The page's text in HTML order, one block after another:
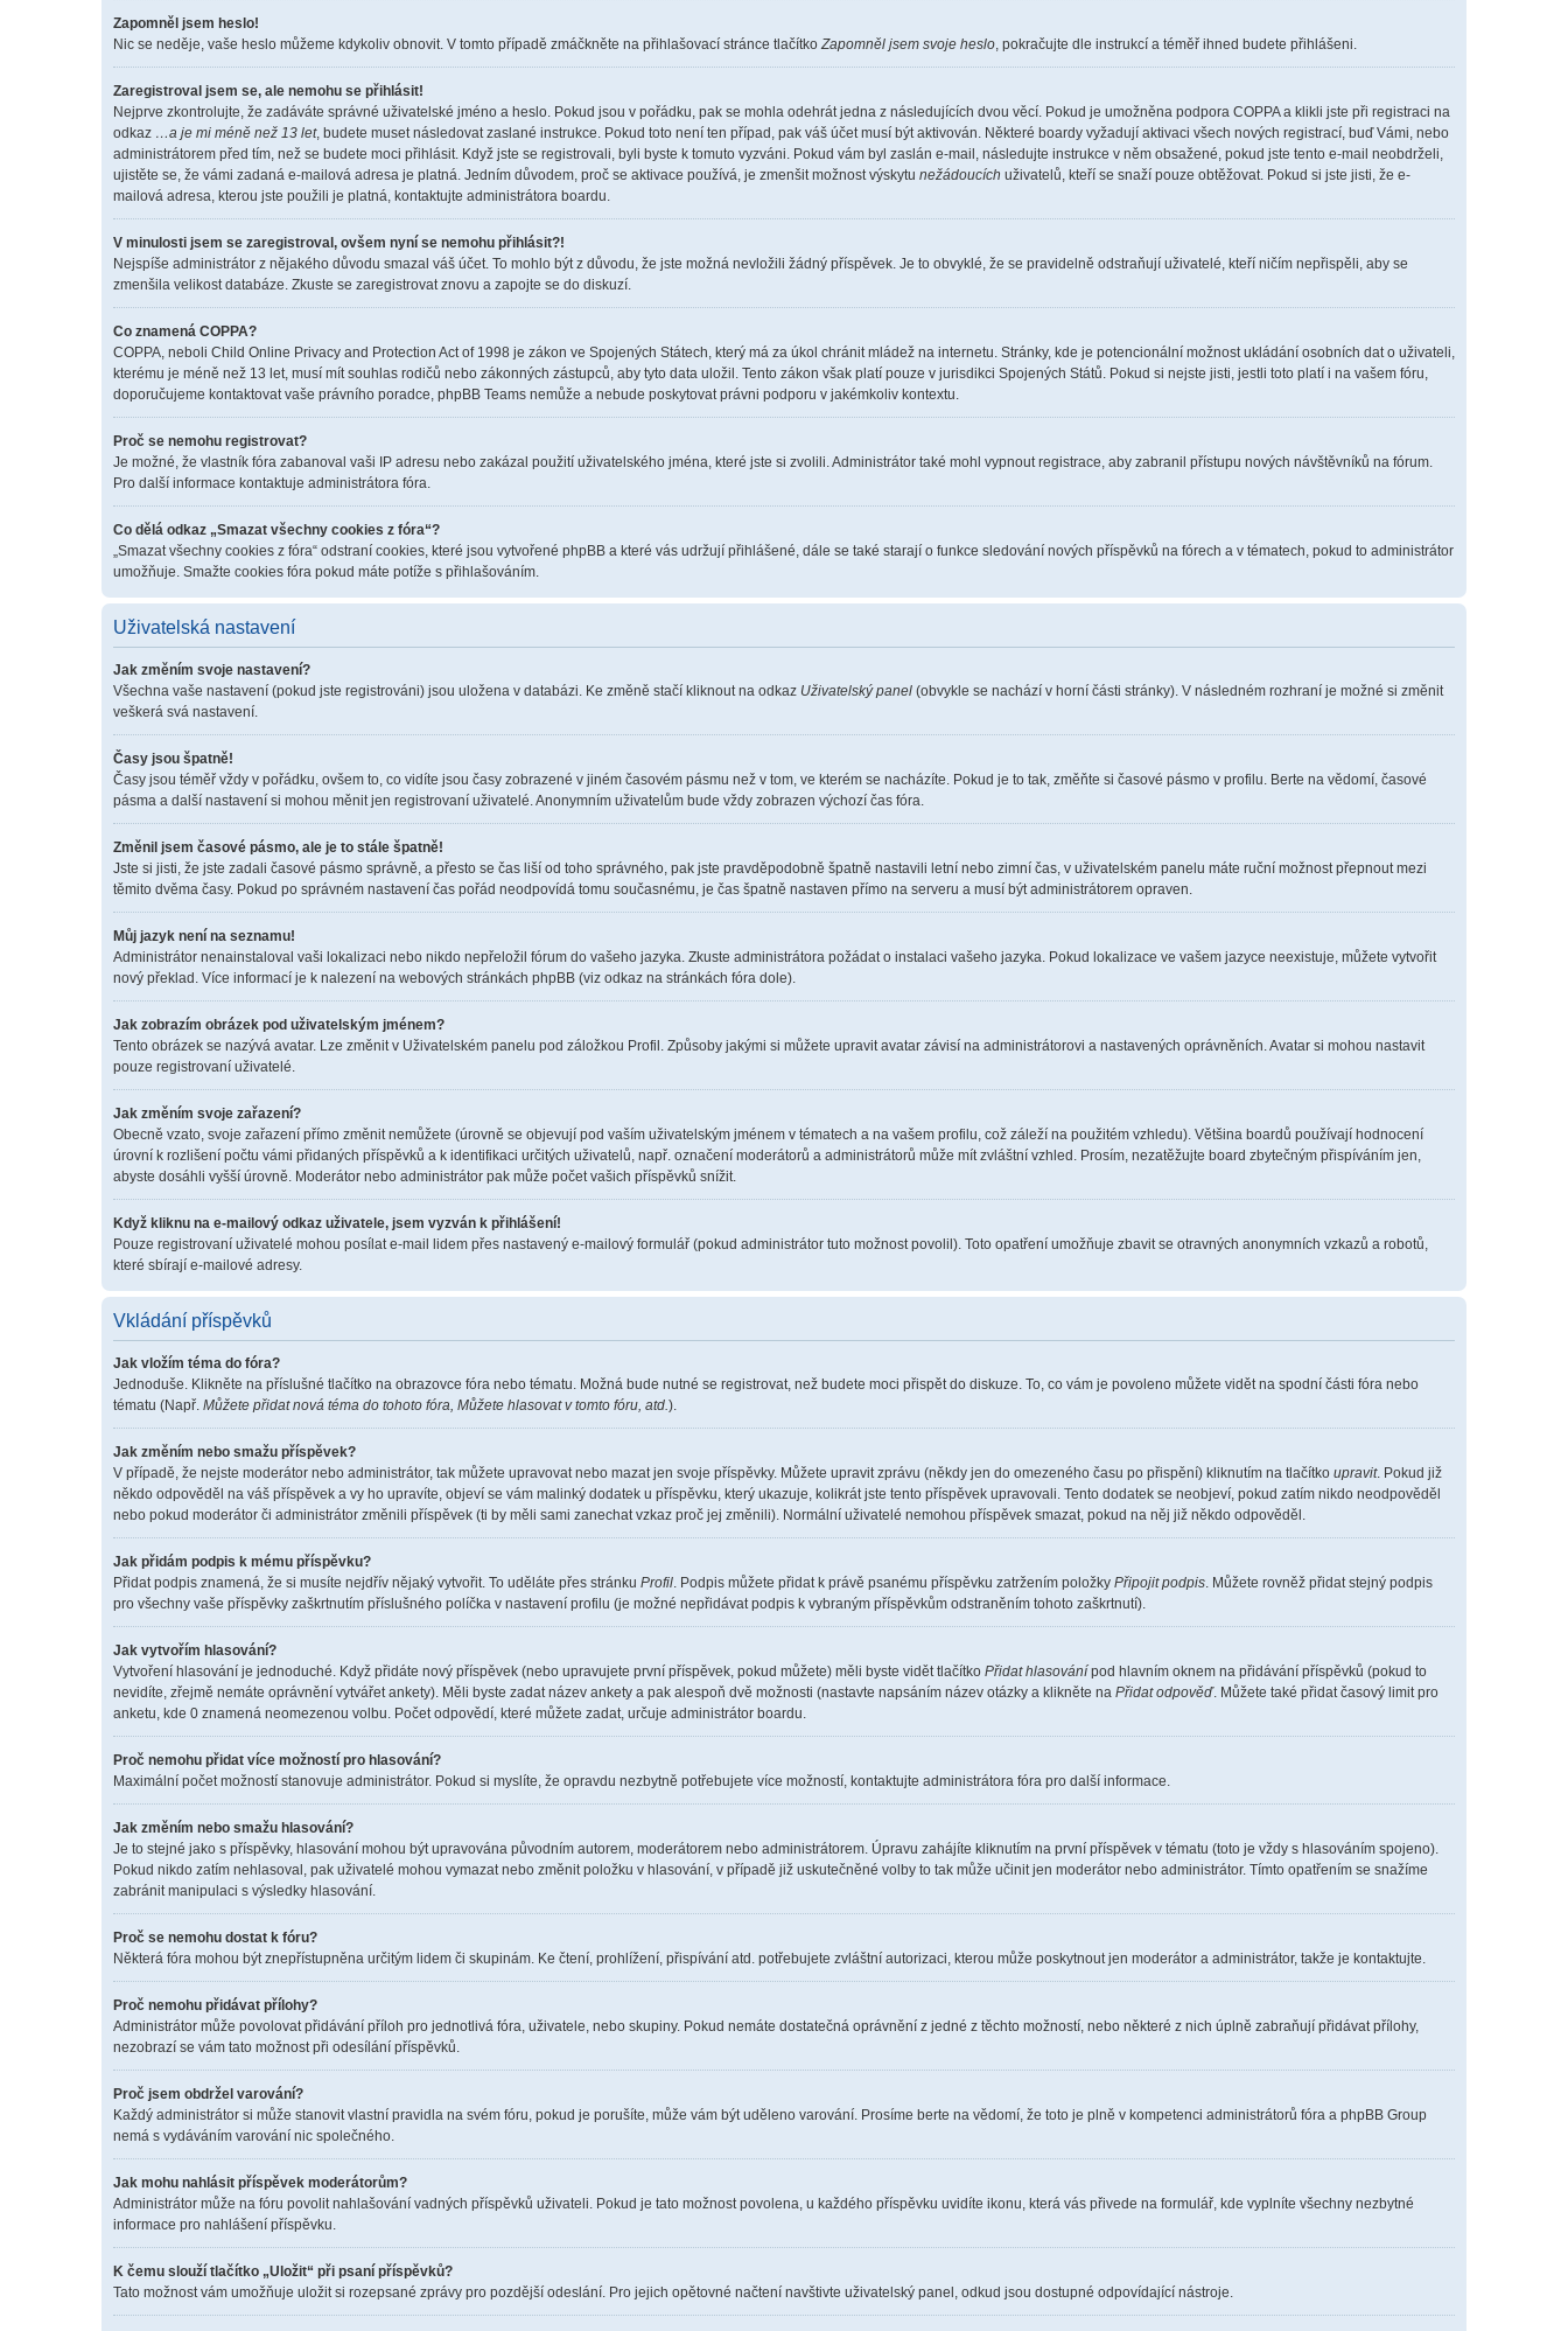
Zapomněl jsem heslo!
Nic se neděje, vaše heslo můžeme kdykoliv obnovit. V tomto případě zmáčkněte na přihlašovací stránce tlačítkoZapomněl jsem svoje heslo, pokračujte dle instrukcí a téměř ihned budete přihlášeni.
Zaregistroval jsem se, ale nemohu se přihlásit!
Nejprve zkontrolujte, že zadáváte správné uživatelské jméno a heslo. Pokud jsou v pořádku, pak se mohla odehrát jedna z následujících dvou věcí. Pokud je umožněna podpora COPPA a klikli jste při registraci na
odkaz …a je mi méně než 13 let, budete muset následovat zaslané instrukce. Pokud toto není ten případ, pak váš účet musí být aktivován. Některé boardy vyžadují aktivaci všech nových registrací, buď Vámi, nebo
administrátorem před tím, než se budete moci přihlásit. Když jste se registrovali, byli byste k tomuto vyzváni. Pokud vám byl zaslán e-mail, následujte instrukce v něm obsažené, pokud jste tento e-mail neobdrželi,
ujistěte se, že vámi zadaná e-mailová adresa je platná. Jedním důvodem, proč se aktivace používá, je zmenšit možnost výskytu nežádoucích uživatelů, kteří se snaží pouze obtěžovat. Pokud si jste jisti, že e-
mailová adresa, kterou jste použili je platná, kontaktujte administrátora boardu.
V minulosti jsem se zaregistroval, ovšem nyní se nemohu přihlásit?!
Nejspíše administrátor z nějakého důvodu smazal váš účet. To mohlo být z důvodu, že jste možná nevložili žádný příspěvek. Je to obvyklé, že se pravidelně odstraňují uživatelé, kteří ničím nepřispěli, aby se
zmenšila velikost databáze. Zkuste se zaregistrovat znovu a zapojte se do diskuzí.
Co znamená COPPA?
COPPA, neboli Child Online Privacy and Protection Act of 1998 je zákon ve Spojených Státech, který má za úkol chránit mládež na internetu. Stránky, kde je potencionální možnost ukládání osobních dat o uživateli,
kterému je méně než 13 let, musí mít souhlas rodičů nebo zákonných zástupců, aby tyto data uložil. Tento zákon však platí pouze v jurisdikci Spojených Států. Pokud si nejste jisti, jestli toto platí i na vašem fóru,
doporučujeme kontaktovat vaše právního poradce, phpBB Teams nemůže a nebude poskytovat právni podporu v jakémkoliv kontextu.
Proč se nemohu registrovat?
Je možné, že vlastník fóra zabanoval vaši IP adresu nebo zakázal použití uživatelského jména, které jste si zvolili. Administrátor také mohl vypnout registrace, aby zabranil přístupu nových návštěvníků na fórum.
Pro další informace kontaktuje administrátora fóra.
Co dělá odkaz „Smazat všechny cookies z fóra“?
„Smazat všechny cookies z fóra“ odstraní cookies, které jsou vytvořené phpBB a které vás udržují přihlášené, dále se také starají o funkce sledování nových příspěvků na fórech a v tématech, pokud to administrátor
umožňuje. Smažte cookies fóra pokud máte potíže s přihlašováním.
Uživatelská nastavení
Jak změním svoje nastavení?
Všechna vaše nastavení (pokud jste registrováni) jsou uložena v databázi. Ke změně stačí kliknout na odkaz Uživatelský panel (obvykle se nachází v horní části stránky). V následném rozhraní je možné si změnit
veškerá svá nastavení.
Časy jsou špatně!
Časy jsou téměř vždy v pořádku, ovšem to, co vidíte jsou časy zobrazené v jiném časovém pásmu než v tom, ve kterém se nacházíte. Pokud je to tak, změňte si časové pásmo v profilu. Berte na vědomí, časové
pásma a další nastavení si mohou měnit jen registrovaní uživatelé. Anonymním uživatelům bude vždy zobrazen výchozí čas fóra.
Změnil jsem časové pásmo, ale je to stále špatně!
Jste si jisti, že jste zadali časové pásmo správně, a přesto se čas liší od toho správného, pak jste pravděpodobně špatně nastavili letní nebo zimní čas, v uživatelském panelu máte ruční možnost přepnout mezi
těmito dvěma časy. Pokud po správném nastavení čas pořád neodpovídá tomu současnému, je čas špatně nastaven přímo na serveru a musí být administrátorem opraven.
Můj jazyk není na seznamu!
Administrátor nenainstaloval vaši lokalizaci nebo nikdo nepřeložil fórum do vašeho jazyka. Zkuste administrátora požádat o instalaci vašeho jazyka. Pokud lokalizace ve vašem jazyce neexistuje, můžete vytvořit
nový překlad. Více informací je k nalezení na webových stránkách phpBB (viz odkaz na stránkách fóra dole).
Jak zobrazím obrázek pod uživatelským jménem?
Tento obrázek se nazývá avatar. Lze změnit v Uživatelském panelu pod záložkou Profil. Způsoby jakými si můžete upravit avatar závisí na administrátorovi a nastavených oprávněních. Avatar si mohou nastavit
pouze registrovaní uživatelé.
Jak změním svoje zařazení?
Obecně vzato, svoje zařazení přímo změnit nemůžete (úrovně se objevují pod vaším uživatelským jménem v tématech a na vašem profilu, což záleží na použitém vzhledu). Většina boardů používají hodnocení
úrovní k rozlišení počtu vámi přidaných příspěvků a k identifikaci určitých uživatelů, např. označení moderátorů a administrátorů může mít zvláštní vzhled. Prosím, nezatěžujte board zbytečným přispíváním jen,
abyste dosáhli vyšší úrovně. Moderátor nebo administrátor pak může počet vašich příspěvků snížit.
Když kliknu na e-mailový odkaz uživatele, jsem vyzván k přihlášení!
Pouze registrovaní uživatelé mohou posílat e-mail lidem přes nastavený e-mailový formulář (pokud administrátor tuto možnost povolil). Toto opatření umožňuje zbavit se otravných anonymních vzkazů a robotů,
které sbírají e-mailové adresy.
Vkládání příspěvků
Jak vložím téma do fóra?
Jednoduše. Klikněte na příslušné tlačítko na obrazovce fóra nebo tématu. Možná bude nutné se registrovat, než budete moci přispět do diskuze. To, co vám je povoleno můžete vidět na spodní části fóra nebo
tématu (Např. Můžete přidat nová téma do tohoto fóra, Můžete hlasovat v tomto fóru, atd.).
Jak změním nebo smažu příspěvek?
V případě, že nejste moderátor nebo administrátor, tak můžete upravovat nebo mazat jen svoje příspěvky. Můžete upravit zprávu (někdy jen do omezeného času po přispění) kliknutím na tlačítko upravit. Pokud již
někdo odpověděl na váš příspěvek a vy ho upravíte, objeví se vám malinký dodatek u příspěvku, který ukazuje, kolikrát jste tento příspěvek upravovali. Tento dodatek se neobjeví, pokud zatím nikdo neodpověděl
nebo pokud moderátor či administrátor změnili příspěvek (ti by měli sami zanechat vzkaz proč jej změnili). Normální uživatelé nemohou příspěvek smazat, pokud na něj již někdo odpověděl.
Jak přidám podpis k mému příspěvku?
Přidat podpis znamená, že si musíte nejdřív nějaký vytvořit. To uděláte přes stránku Profil. Podpis můžete přidat k právě psanému příspěvku zatržením položky Připojit podpis. Můžete rovněž přidat stejný podpis
pro všechny vaše příspěvky zaškrtnutím příslušného políčka v nastavení profilu (je možné nepřidávat podpis k vybraným příspěvkům odstraněním tohoto zaškrtnutí).
Jak vytvořím hlasování?
Vytvoření hlasování je jednoduché. Když přidáte nový příspěvek (nebo upravujete první příspěvek, pokud můžete) měli byste vidět tlačítko Přidat hlasování pod hlavním oknem na přidávání příspěvků (pokud to
nevidíte, zřejmě nemáte oprávnění vytvářet ankety). Měli byste zadat název ankety a pak alespoň dvě možnosti (nastavte napsáním název otázky a klikněte na Přidat odpověď. Můžete také přidat časový limit pro
anketu, kde 0 znamená neomezenou volbu. Počet odpovědí, které můžete zadat, určuje administrátor boardu.
Proč nemohu přidat více možností pro hlasování?
Maximální počet možností stanovuje administrátor. Pokud si myslíte, že opravdu nezbytně potřebujete více možností, kontaktujte administrátora fóra pro další informace.
Jak změním nebo smažu hlasování?
Je to stejné jako s příspěvky, hlasování mohou být upravována původním autorem, moderátorem nebo administrátorem. Úpravu zahájíte kliknutím na první příspěvek v tématu (toto je vždy s hlasováním spojeno).
Pokud nikdo zatím nehlasoval, pak uživatelé mohou vymazat nebo změnit položku v hlasování, v případě již uskutečněné volby to tak může učinit jen moderátor nebo administrátor. Tímto opatřením se snažíme
zabránit manipulaci s výsledky hlasování.
Proč se nemohu dostat k fóru?
Některá fóra mohou být znepřístupněna určitým lidem či skupinám. Ke čtení, prohlížení, přispívání atd. potřebujete zvláštní autorizaci, kterou může poskytnout jen moderátor a administrátor, takže je kontaktujte.
Proč nemohu přidávat přílohy?
Administrátor může povolovat přidávání příloh pro jednotlivá fóra, uživatele, nebo skupiny. Pokud nemáte dostatečná oprávnění z jedné z těchto možností, nebo některé z nich úplně zabraňují přidávat přílohy,
nezobrazí se vám tato možnost při odesílání příspěvků.
Proč jsem obdržel varování?
Každý administrátor si může stanovit vlastní pravidla na svém fóru, pokud je porušíte, může vám být uděleno varování. Prosíme berte na vědomí, že toto je plně v kompetenci administrátorů fóra a phpBB Group
nemá s vydáváním varování nic společného.
Jak mohu nahlásit příspěvek moderátorům?
Administrátor může na fóru povolit nahlašování vadných příspěvků uživateli. Pokud je tato možnost povolena, u každého příspěvku uvidíte ikonu, která vás přivede na formulář, kde vyplníte všechny nezbytné
informace pro nahlášení příspěvku.
K čemu slouží tlačítko „Uložit“ při psaní příspěvků?
Tato možnost vám umožňuje uložit si rozepsané zprávy pro pozdější odeslání. Pro jejich opětovné načtení navštivte uživatelský panel, odkud jsou dostupné odpovídající nástroje.